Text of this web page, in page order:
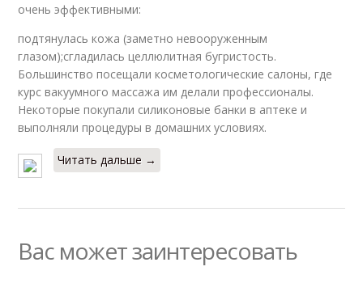
очень эффективными:
подтянулась кожа (заметно невооруженным
глазом);сгладилась целлюлитная бугристость.
Большинство посещали косметологические салоны, где
курс вакуумного массажа им делали профессионалы.
Некоторые покупали силиконовые банки в аптеке и
выполняли процедуры в домашних условиях.
Читать дальше →
Вас может заинтересовать